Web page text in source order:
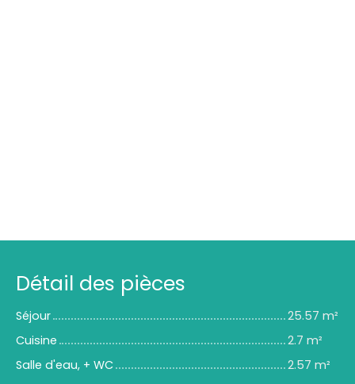
Détail des pièces
Séjour
25.57 m²
Cuisine
2.7 m²
Salle d'eau, + WC
2.57 m²